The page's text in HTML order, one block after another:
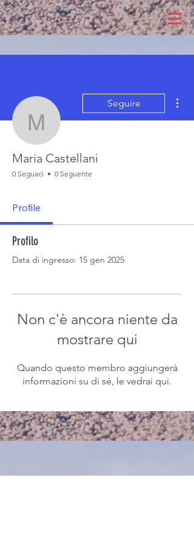
Maria Castellani
Seguire
Maria Castellani
0 Seguaci 0 Seguente
Profile
Profilo
Data di ingresso: 15 gen 2025
Non c'è ancora niente da
mostrare qui
Quando questo membro aggiungerà
informazioni su di sé, le vedrai qui.